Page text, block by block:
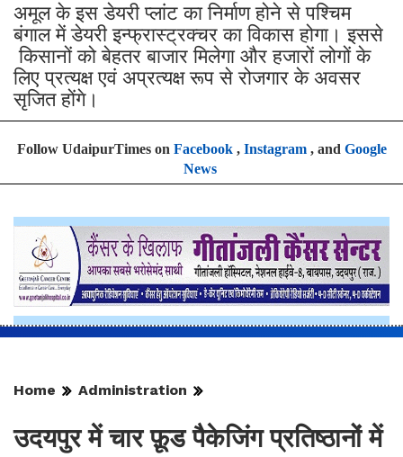
अमूल के इस डेयरी प्लांट का निर्माण होने से पश्चिम
बंगाल में डेयरी इन्फ्रास्ट्रक्चर का विकास होगा। इससे
किसानों को बेहतर बाजार मिलेगा और हजारों लोगों के
लिए प्रत्यक्ष एवं अप्रत्यक्ष रूप से रोजगार के अवसर
सृजित होंगे।
Follow UdaipurTimes on Facebook, Instagram, and Google
News
Home Administration
उदयपुर में चार फ़ूड पैकेजिंग प्रतिष्ठानों में